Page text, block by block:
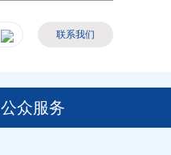
联系我们
公众服务